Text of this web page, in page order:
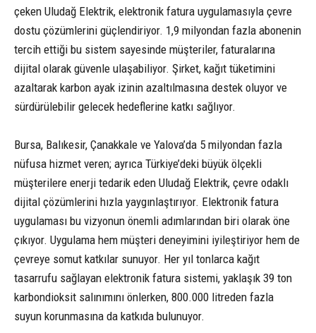
çeken Uludağ Elektrik, elektronik fatura uygulamasıyla çevre
dostu çözümlerini güçlendiriyor. 1,9 milyondan fazla abonenin
tercih ettiği bu sistem sayesinde müşteriler, faturalarına
dijital olarak güvenle ulaşabiliyor. Şirket, kağıt tüketimini
azaltarak karbon ayak izinin azaltılmasına destek oluyor ve
sürdürülebilir gelecek hedeflerine katkı sağlıyor.
Bursa, Balıkesir, Çanakkale ve Yalova’da 5 milyondan fazla
nüfusa hizmet veren; ayrıca Türkiye’deki büyük ölçekli
müşterilere enerji tedarik eden Uludağ Elektrik, çevre odaklı
dijital çözümlerini hızla yaygınlaştırıyor. Elektronik fatura
uygulaması bu vizyonun önemli adımlarından biri olarak öne
çıkıyor. Uygulama hem müşteri deneyimini iyileştiriyor hem de
çevreye somut katkılar sunuyor. Her yıl tonlarca kağıt
tasarrufu sağlayan elektronik fatura sistemi, yaklaşık 39 ton
karbondioksit salınımını önlerken, 800.000 litreden fazla
suyun korunmasına da katkıda bulunuyor.